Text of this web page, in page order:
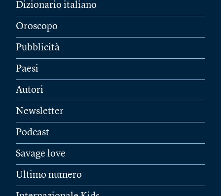
Dizionario italiano
Oroscopo
Pubblicità
Paesi
Autori
Newsletter
Podcast
Savage love
Ultimo numero